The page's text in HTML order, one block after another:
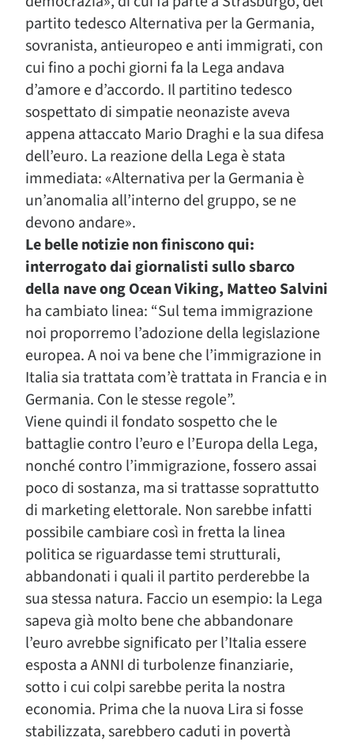
partito tedesco Alternativa per la Germania,
sovranista, antieuropeo e anti immigrati, con
cui fino a pochi giorni fa la Lega andava
d’amore e d’accordo. Il partitino tedesco
sospettato di simpatie neonaziste aveva
appena attaccato Mario Draghi e la sua difesa
dell’euro. La reazione della Lega è stata
immediata: «Alternativa per la Germania è
un’anomalia all’interno del gruppo, se ne
devono andare».
Le belle notizie non finiscono qui:
interrogato dai giornalisti sullo sbarco
della nave ong Ocean Viking, Matteo Salvini
ha cambiato linea: “Sul tema immigrazione
noi proporremo l’adozione della legislazione
europea. A noi va bene che l’immigrazione in
Italia sia trattata com’è trattata in Francia e in
Germania. Con le stesse regole”.
Viene quindi il fondato sospetto che le
battaglie contro l’euro e l’Europa della Lega,
nonché contro l’immigrazione, fossero assai
poco di sostanza, ma si trattasse soprattutto
di marketing elettorale. Non sarebbe infatti
possibile cambiare così in fretta la linea
politica se riguardasse temi strutturali,
abbandonati i quali il partito perderebbe la
sua stessa natura. Faccio un esempio: la Lega
sapeva già molto bene che abbandonare
l’euro avrebbe significato per l’Italia essere
esposta a ANNI di turbolenze finanziarie,
sotto i cui colpi sarebbe perita la nostra
economia. Prima che la nuova Lira si fosse
stabilizzata, sarebbero caduti in povertà